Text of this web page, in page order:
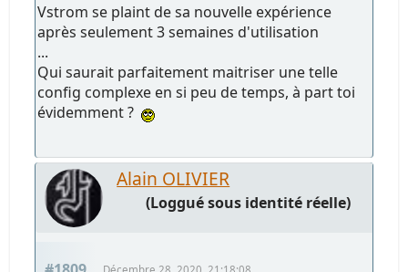
Vstrom se plaint de sa nouvelle expérience
après seulement 3 semaines d'utilisation
...
Qui saurait parfaitement maitriser une telle
config complexe en si peu de temps, à part toi
évidemment ?
Alain OLIVIER
(Loggué sous identité réelle)